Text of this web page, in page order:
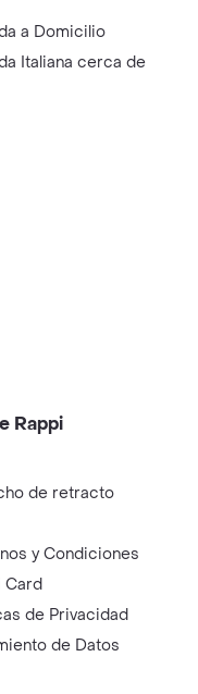
a Domicilio
Italiana cerca de
Rappi
de retracto
y Condiciones
Card
de Privacidad
de Datos